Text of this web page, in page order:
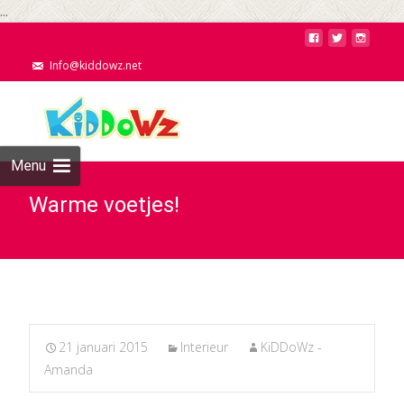
...
Info@kiddowz.net
Menu
Warme voetjes!
21 januari 2015 Interieur
KiDDoWz -
Amanda